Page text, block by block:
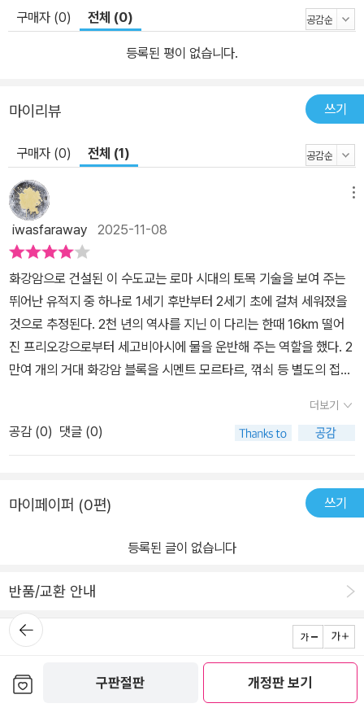
구판절판 개정판 보기
정리하여 감각적인 사진과 세련된 레이아웃으로 구성했다. 특히, 각
각의 문화 키워드를 모아 한눈에 술술 읽힐 수 있도록 사진 선택과 원
고 분량에 특히 심혈을 기울인 점이 키포인트. 비주얼을 강조하긴 했
하는 사람부터 현지인처럼 느긋하게 즐기고 싶은 여행자까지 모두 만
족하며 볼 수 있을 것이다. 여행자 편의를 극대화한 최적의 코스 스페
인의 각 도시에는 중세시대의 유적과 로마, 이슬람 시대의 문화재, 옛
정취 가득한 골목길, 아름다운 자연 풍경 등 수많은 볼거리가 있다. 다
만, 도시마다 여행지의 성격이 다르기 때문에 효율적으로 둘러볼 수
있는 여행 방법 안내가 무엇보다 중요하다. 특히, 소도시 같은 경우는
대부분 짧은 일정으로 여행을 하기 때문에 꼭 봐야 할 필수 여행지를
제대로 선택하는 것이 여행의 만족도를 좌우한다. 그래서 『리얼 스페
인』은 이러한 여행자의 니즈를 반영하여, 각 도시별로 꼭 방문해야 할
필수 여행지를 선별하고, 반나절 또는 하루 만에 효율적으로 둘러볼
수 있는 최적의 추천 코스를 제안한다. 또한, 각 코스별로 구글 지도와
연동되는 QR 코드가 포함된 상세 지도를 제공하여, 이동 동선을 한
눈에 파악하고 실시간으로 길 찾기까지 할 수 있도록 여행자의 편의
페인 음식은 육류와 해산물, 신선한 채소 그리고 마늘, 후추, 파프리카
있다. 파에야, 타파스, 하몽, 추로스, 감바스 등 이름만 들어도 군침 도
는 대표 메뉴들은 물론, 최근에는 채식·비건 레스토랑과 지속가능한
어졌다. 그리고 이 모든 음식은 스페인을 현지인처럼 여행한 저자가
는 이미 유명한 레스토랑부터 현지에서 알게 된 숨은 맛집까지 22개
도시의 음식점 리스트를 지역 특성까지 고려하여 정리하고 모두 내돈
내산 취재를 고수했다. 게다가 취재를 했더라도 조금이라도 애매한
곳들은 과감하게 덜어내고 가장 맛있는 곳들만 추려내 정리했으니 믿
고 가볼 만하다. 스페인 가이드북 최초로 소개하는 숨은 여행지 바르
구매자 (0) 전체 (0)
등록된 평이 없습니다.
마이리뷰 쓰기
구매자 (0) 전체 (1)
iwasfaraway 2025-11-08
화강암으로 건설된 이 수도교는 로마 시대의 토목 기술을 보여 주는
뛰어난 유적지 중 하나로 1세기 후반부터 2세기 초에 걸쳐 세워졌을
것으로 추정된다. 2천 년의 역사를 지닌 이 다리는 한때 16km 떨어
진 프리오강으로부터 세고비아시에 물을 운반해 주는 역할을 했다. 2
만여 개의 거대 화강암 블록을 시멘트 모르타르, 꺾쇠 등 별도의 접착
파괴된 36개의 아치는 15세기에 복원되어 현존하는 수도교 중 가장
완벽한 형태를 유지하고 있으며, 당시 로마 문명과 기술 수준을 짐작
해 볼 수 있다. 수도교가 있는 아소게호 광장은 유적 보존을 위해 보행
더보기
공감 (0) 댓글 (0)
마이페이퍼 (0편) 쓰기
등록된 글이 없습니다
반품/교환 안내
뒤로가
기
로그인 전체 메뉴 출판사 안내